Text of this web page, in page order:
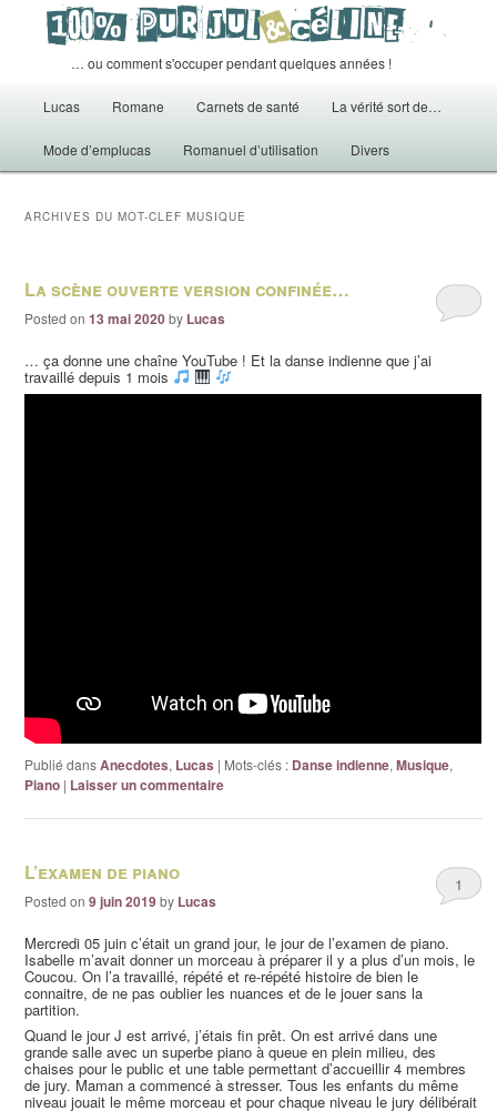
… ou comment s'occuper pendant quelques années !
Aller au contenu principal
Aller au contenu secondaire
Lucas Romane Carnets de santé La vérité sort de…
Mode d’emplucas Romanuel d’utilisation Divers
ARCHIVES DU MOT-CLEFMUSIQUE
La scène ouverte version confinée…
Posted on13 mai 2020by Lucas
… ça donne une chaîne YouTube ! Et la danse indienne que j’ai
travaillé depuis 1 mois
Publié dansAnecdotes, Lucas | Mots-clés : Danse indienne,Musique,
Piano | Laisser un commentaire
L’examen de piano
Posted on9 juin 2019by Lucas
1
Mercredi 05 juin c’était un grand jour, le jour de l’examen de piano.
Isabelle m’avait donner un morceau à préparer il y a plus d’un mois, le
Coucou. On l’a travaillé, répété et re-répété histoire de bien le
connaitre, de ne pas oublier les nuances et de le jouer sans la
partition.
Quand le jour J est arrivé, j’étais fin prêt. On est arrivé dans une
grande salle avec un superbe piano à queue en plein milieu, des
chaises pour le public et une table permettant d’accueillir 4 membres
de jury. Maman a commencé à stresser. Tous les enfants du même
niveau jouait le même morceau et pour chaque niveau le jury délibérait